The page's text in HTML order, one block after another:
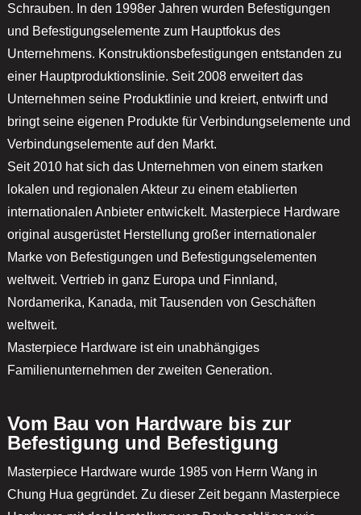
Schrauben. In den 1998er Jahren wurden Befestigungen
und Befestigungselemente zum Hauptfokus des
Unternehmens. Konstruktionsbefestigungen entstanden zu
einer Hauptproduktionslinie. Seit 2008 erweitert das
Unternehmen seine Produktlinie und kreiert, entwirft und
bringt seine eigenen Produkte für Verbindungselemente und
Verbindungselemente auf den Markt.
Seit 2010 hat sich das Unternehmen von einem starken
lokalen und regionalen Akteur zu einem etablierten
internationalen Anbieter entwickelt. Masterpiece Hardware
original ausgerüstet Herstellung großer internationaler
Marke von Befestigungen und Befestigungselementen
weltweit. Vertrieb in ganz Europa und Finnland,
Nordamerika, Kanada, mit Tausenden von Geschäften
weltweit.
Masterpiece Hardware ist ein unabhängiges
Familienunternehmen der zweiten Generation.
Vom Bau von Hardware bis zur
Befestigung und Befestigung
Masterpiece Hardware wurde 1985 von Herrn Wang in
Chung Hua gegründet. Zu dieser Zeit begann Masterpiece